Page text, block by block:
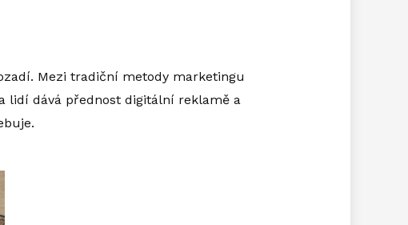
Mezi tradiční metody marketingu
lidí dává přednost digitální reklamě a